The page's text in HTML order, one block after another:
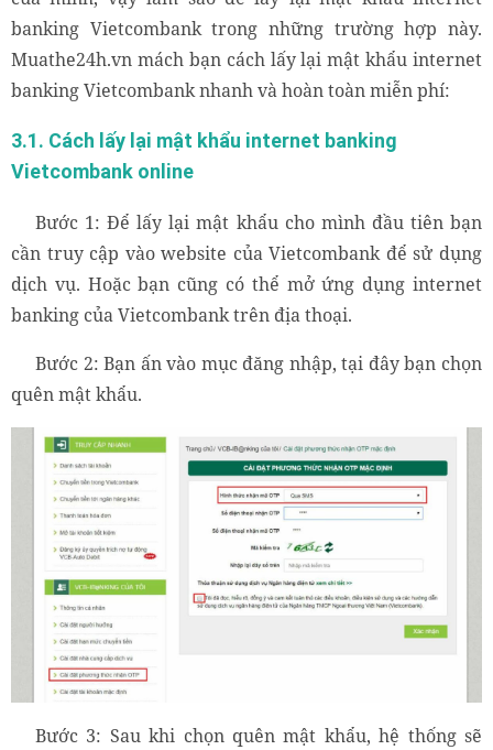
banking Vietcombank trong những trường hợp này.
Muathe24h.vn mách bạn cách lấy lại mật khẩu internet
banking Vietcombank nhanh và hoàn toàn miễn phí:
3.1. Cách lấy lại mật khẩu internet banking
Vietcombank online
Bước 1: Để lấy lại mật khẩu cho mình đầu tiên bạn
cần truy cập vào website của Vietcombank để sử dụng
dịch vụ. Hoặc bạn cũng có thể mở ứng dụng internet
banking của Vietcombank trên địa thoại.
Bước 2: Bạn ấn vào mục đăng nhập, tại đây bạn chọn
quên mật khẩu.
Bước 3: Sau khi chọn quên mật khẩu, hệ thống sẽ